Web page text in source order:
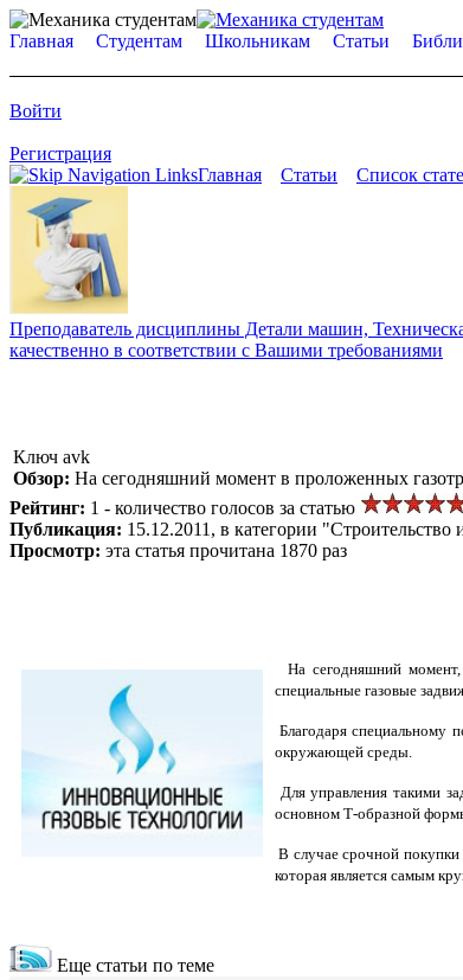
Главная Студентам Школьникам Статьи
Войти
Регистрация
Главная
Статьи Список
Преподаватель дисциплины Детали машин,
качественно в соответствии с Вашими требованиями
Ключ avk
Обзор: На сегодняшний момент в проложенных
Рейтинг: 1 - количество голосов за статью
Публикация: 15.12.2011, в категории "Строительство
Просмотр: эта статья прочитана 1870 раз
На сегодняшний момент,
специальные газовые
Благодаря специальному
окружающей среды.
Для управления такими
основном Т-образной
В случае срочной
которая является самым
Еще статьи по теме